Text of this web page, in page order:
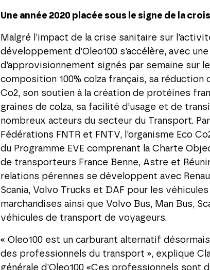
Une année 2020 placée sous le signe de la
Malgré l’impact de la crise sanitaire sur
développement d’Oleo100 s’accélère, avec
d’approvisionnement signés par semaine sur
composition 100% colza français, sa réduction
Co2, son soutien à la création de protéines
graines de colza, sa facilité d’usage et de
nombreux acteurs du secteur du Transport.
Fédérations FNTR et FNTV, l’organisme Eco
du Programme EVE comprenant la Charte
de transporteurs France Benne, Astre et
relations pérennes se développent avec
Scania, Volvo Trucks et DAF pour les
marchandises ainsi que Volvo Bus, Man Bus,
véhicules de transport de voyageurs.
« Oleo100 est un carburant alternatif
des professionnels du transport », explique
générale d’Oleo100 «Ces professionnels sont